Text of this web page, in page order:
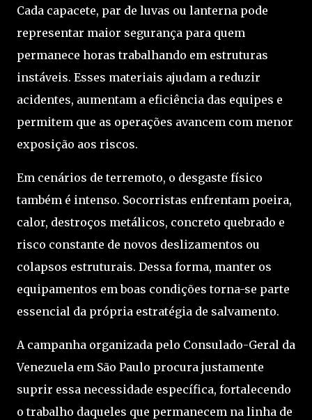
Cada capacete, par de luvas ou lanterna pode
representar maior segurança para quem
permanece horas trabalhando em estruturas
instáveis. Esses materiais ajudam a reduzir
acidentes, aumentam a eficiência das equipes e
permitem que as operações avancem com menor
exposição aos riscos.
Em cenários de terremoto, o desgaste físico
também é intenso. Socorristas enfrentam poeira,
calor, destroços metálicos, concreto quebrado e
risco constante de novos deslizamentos ou
colapsos estruturais. Dessa forma, manter os
equipamentos em boas condições torna-se parte
essencial da própria estratégia de salvamento.
A campanha organizada pelo Consulado-Geral da
Venezuela em São Paulo procura justamente
suprir essa necessidade específica, fortalecendo
o trabalho daqueles que permanecem na linha de